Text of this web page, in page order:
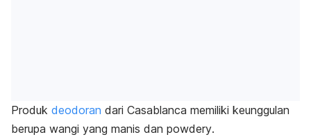
Produk deodoran dari Casablanca memiliki keunggulan
berupa wangi yang manis dan powdery.